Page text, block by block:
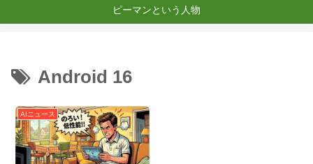
ピーマンという人物
Android 16
AIニュース